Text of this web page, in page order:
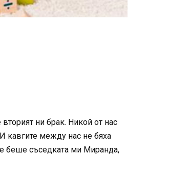
ни брак. Никой от нас
кавгите между нас не бяха
беше съседката ми Миранда,